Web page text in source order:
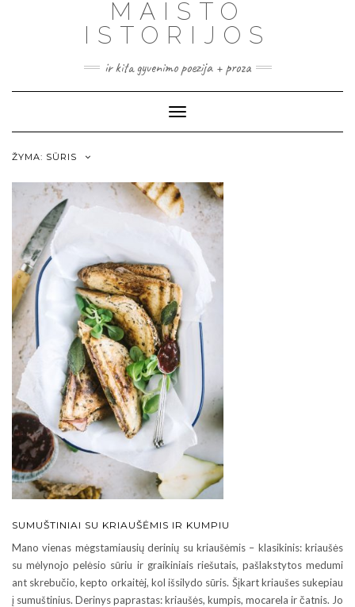
MAISTO
ISTORIJOS
ir kita gyvenimo poezija + proza
Toggle
Navigation
ŽYMA: SŪRIS
SUMUŠTINIAI SU KRIAUŠĖMIS IR KUMPIU
Mano vienas mėgstamiausių derinių su kriaušėmis – klasikinis: kriaušės
su mėlynojo pelėsio sūriu ir graikiniais riešutais, pašlakstytos medumi
ant skrebučio, kepto orkaitėj, kol išsilydo sūris. Šįkart kriaušes sukepiau
į sumuštinius. Derinys paprastas: kriaušės, kumpis, mocarela ir čatnis. Jo